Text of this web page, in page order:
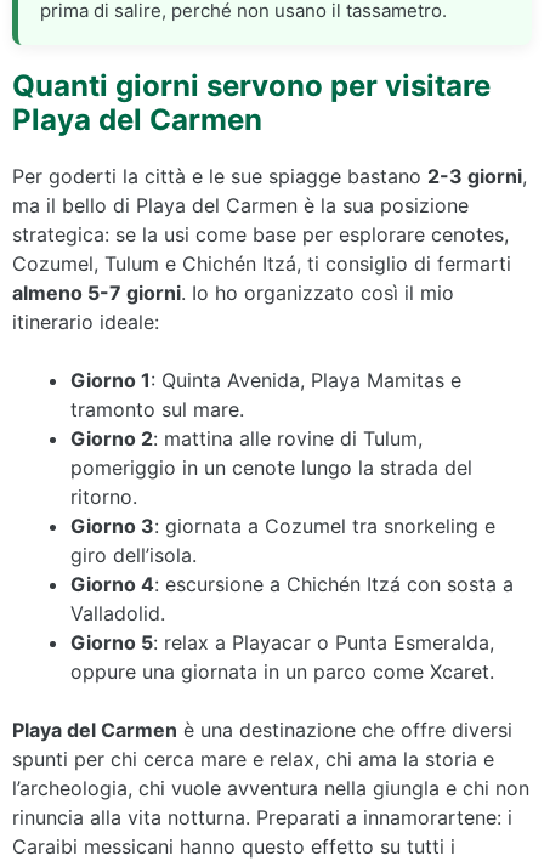
prima di salire, perché non usano il tassametro.
Quanti giorni servono per visitare
Playa del Carmen
Per goderti la città e le sue spiagge bastano 2-3 giorni,
ma il bello di Playa del Carmen è la sua posizione
strategica: se la usi come base per esplorare cenotes,
Cozumel, Tulum e Chichén Itzá, ti consiglio di fermarti
almeno 5-7 giorni. Io ho organizzato così il mio
itinerario ideale:
Giorno 1: Quinta Avenida, Playa Mamitas e
tramonto sul mare.
Giorno 2: mattina alle rovine di Tulum,
pomeriggio in un cenote lungo la strada del
ritorno.
Giorno 3: giornata a Cozumel tra snorkeling e
giro dell’isola.
Giorno 4: escursione a Chichén Itzá con sosta a
Valladolid.
Giorno 5: relax a Playacar o Punta Esmeralda,
oppure una giornata in un parco come Xcaret.
Playa del Carmen è una destinazione che offre diversi
spunti per chi cerca mare e relax, chi ama la storia e
l’archeologia, chi vuole avventura nella giungla e chi non
rinuncia alla vita notturna. Preparati a innamorartene: i
Caraibi messicani hanno questo effetto su tutti i